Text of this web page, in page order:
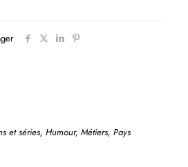
et séries, Humour, Métiers, Pays